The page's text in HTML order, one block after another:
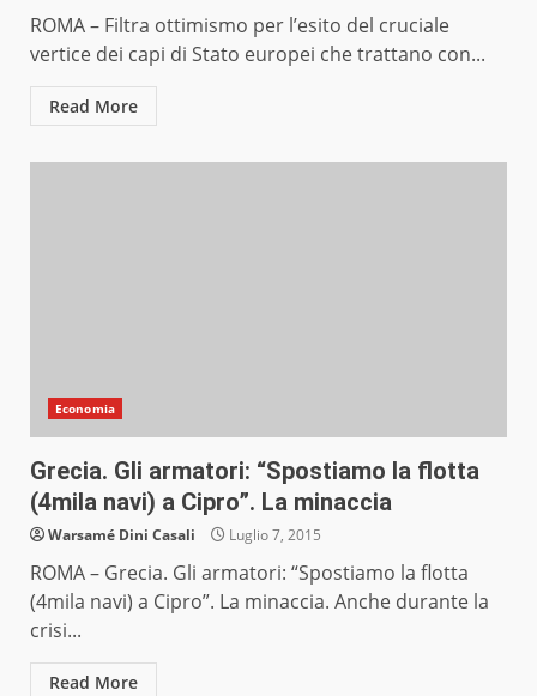
ROMA – Filtra ottimismo per l’esito del cruciale
vertice dei capi di Stato europei che trattano con...
Read More
Economia
Grecia. Gli armatori: “Spostiamo la flotta
(4mila navi) a Cipro”. La minaccia
Warsamé Dini Casali Luglio 7, 2015
ROMA – Grecia. Gli armatori: “Spostiamo la flotta
(4mila navi) a Cipro”. La minaccia. Anche durante la
crisi...
Read More